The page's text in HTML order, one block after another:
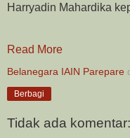
Harryadin Mahardika
Read More
Belanegara IAIN Parepare
Berbagi
Tidak ada komentar: